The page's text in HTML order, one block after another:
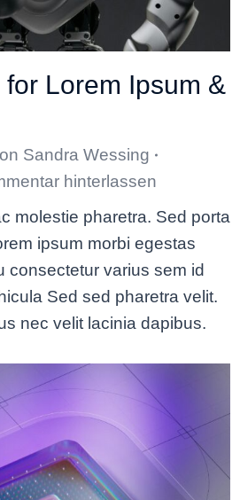
Lorem Ipsum &
Sandra Wessing
hinterlassen
molestie pharetra. Sed porta
ipsum morbi egestas
consectetur varius sem id
Sed sed pharetra velit.
nec velit lacinia dapibus.